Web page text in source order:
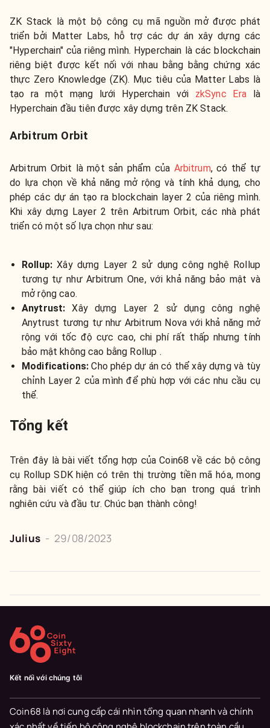
ZK Stack là một bộ công cụ mã nguồn mở được phát
triển bởi Matter Labs, hỗ trợ các dự án xây dựng các
"Hyperchain" của riêng mình. Hyperchain là các blockchain
riêng biệt được kết nối với nhau bằng bằng chứng xác
thực Zero Knowledge (ZK). Mục tiêu của Matter Labs là
tạo ra một mạng lưới Hyperchain với zkSync Eralà
Hyperchain đầu tiên được xây dựng trên ZK Stack.
Arbitrum Orbit
Arbitrum Orbit là một sản phẩm của Arbitrum, có thể tự
do lựa chọn về khả năng mở rộng và tính khả dụng, cho
phép các dự án tạo ra blockchain layer 2 của riêng mình.
Khi xây dựng Layer 2 trên Arbitrum Orbit, các nhà phát
triển có một số lựa chọn như sau:
Rollup: Xây dựng Layer 2 sử dụng công nghệ Rollup
tương tự như Arbitrum One, với khả năng bảo mật và
mở rộng cao.
Anytrust:
Xây dựng
Layer 2 sử dụng công nghệ
Anytrust tương tự như Arbitrum Nova với khả năng mở
rộng với tốc độ cực cao, chi phí rất thấp nhưng tính
bảo mật không cao bằng Rollup .
Modifications: Cho phép dự án có thể xây dựng và tùy
chỉnh Layer 2 của mình để phù hợp với các nhu cầu cụ
thể.
Tổng kết
Trên đây là bài viết tổng hợp của Coin68 về các bộ công
cụ Rollup SDK hiện có trên thị trường tiền mã hóa, mong
rằng bài viết có thể giúp ích cho bạn trong quá trình
nghiên cứu và đầu tư. Chúc bạn thành công!
Julius - 29/08/2023
Kết nối với chúng tôi
Coin68 là nơi cung cấp cái nhìn tổng quan nhanh và chính